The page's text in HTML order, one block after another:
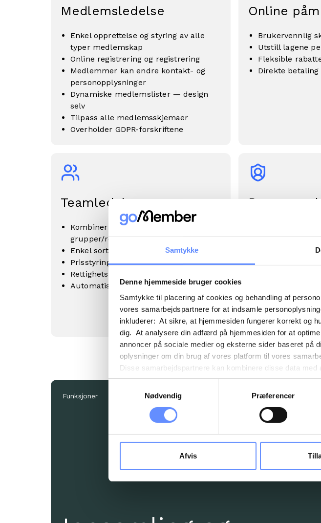
Samtykke
Denne hjemmeside bruger cookies
Samtykke til placering af cookies og behandling af
vores samarbejdspartnere for at indsamle
inkluderer: At sikre, at hjemmesiden fungerer korrekt og
dig. At analysere din adfærd på hjemmesiden for at
annoncer på sociale medier og eksterne sider baseret
oplysninger om din brug af vores platform til vores
Disse samarbejdspartnere kan kombinere disse data
gennem din brug af deres tjenester. Det skal bemærkes,
tredjelande, herunder USA. Under detaljer finder du
cookie opbevares. Du bestemmer selv, hvilke formål
Nødvendig
Præferencer
Afvis
Medlemsledelse
Enkel opprettelse og styring av alle
typer medlemskap
Online registrering og registrering
Medlemmer kan endre kontakt- og
personopplysninger
Dynamiske medlemslister — design
selv
Tilpass alle medlemsskjemaer
Overholder GDPR-forskriftene
Online
Brukervennlig
Utstill lagene
Fleksible
Direkte
Teamledelse
Kombiner team og etiketter for
grupper/roller
Enkel sortering og administrasjon
Prisstyring og lading
Rettighetsadministrasjon
Automatisk opprettelse og tildeling
samtykke
Automatisert
Funksjoner